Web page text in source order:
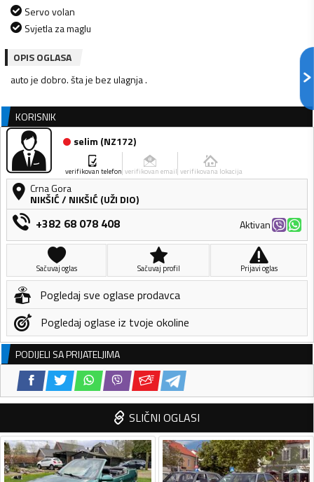
Servo volan
Svjetla za maglu
OPIS OGLASA
auto je dobro. šta je bez ulagnja .
KORISNIK
selim (NZ172)
verifikovan telefon verifikovan email verifikovana lokacija
Crna Gora
NIKŠIĆ/ NIKŠIĆ (UŽI DIO)
+382 68 078 408 Aktivan
Sačuvaj oglas Sačuvaj profil Prijavi oglas
Pogledaj sve oglase prodavca
Pogledaj oglase iz tvoje okoline
PODIJELI SA PRIJATELJIMA
SLIČNI OGLASI